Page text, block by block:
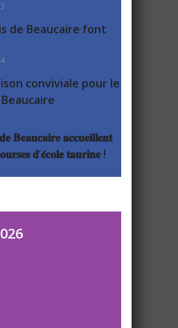
de Beaucaire font
conviviale pour le
𝐁𝐞𝐚𝐮𝐜𝐚𝐢𝐫𝐞 𝐚𝐜𝐜𝐮𝐞𝐢𝐥𝐥𝐞𝐧𝐭
𝐝’𝐞́𝐜𝐨𝐥𝐞 𝐭𝐚𝐮𝐫𝐢𝐧𝐞 !